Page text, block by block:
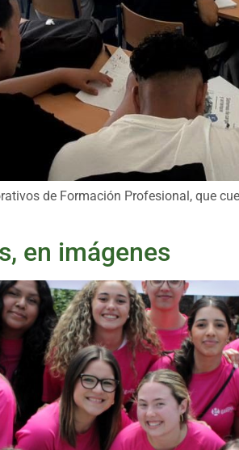
de Formación Profesional, que
en imágenes